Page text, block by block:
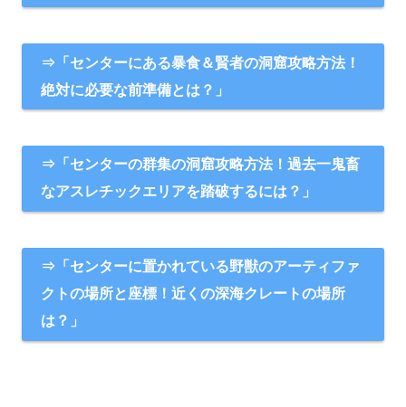
⇒「センターにある暴食＆賢者の洞窟攻略方法！
絶対に必要な前準備とは？」
⇒「センターの群集の洞窟攻略方法！過去一鬼畜
なアスレチックエリアを踏破するには？」
⇒「センターに置かれている野獣のアーティファ
クトの場所と座標！近くの深海クレートの場所
は？」